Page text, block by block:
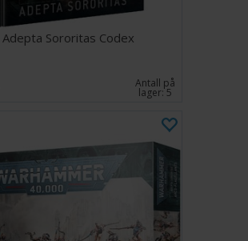
Adepta Sororitas Codex
Antall på
lager:5